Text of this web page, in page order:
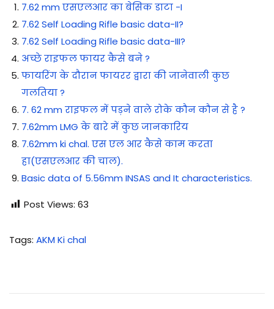
7.62 mm एसएलआर का बेसिक डाटा -I
7.62 Self Loading Rifle basic data-II?
7.62 Self Loading Rifle basic data-III?
अच्छे राइफल फायर कैसे बने ?
फायरिंग के दौरान फायरर द्वारा की जानेवाली कुछ
गलतिया ?
7. 62 mm राइफल में पड़ने वाले रोके कौन कौन से है ?
7.62mm LMG के बारे में कुछ जानकारिय
7.62mm ki chal. एस एल आर कैसे काम करता
हा(एसएलआर की चाल).
Basic data of 5.56mm INSAS and It characteristics.
Post Views: 63
Tags: AKM Ki chal